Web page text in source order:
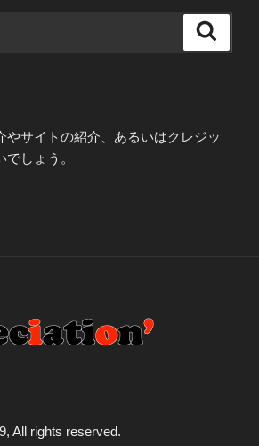
やサイトの紹介、あるいはクレジッ
でしょう。
All rights reserved.